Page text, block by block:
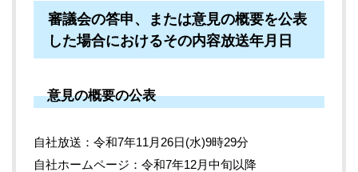
審議会の答申、または意見の概要を公表
した場合におけるその内容放送年月日
意見の概要の公表
自社放送：令和7年11月26日(水)9時29分
自社ホームページ：令和7年12月中旬以降